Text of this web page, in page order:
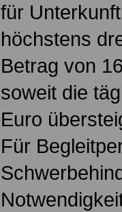
für
höchstens
Betrag von
soweit die
Euro
Für